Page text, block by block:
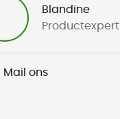
Blandine
Productexpert
Mail ons